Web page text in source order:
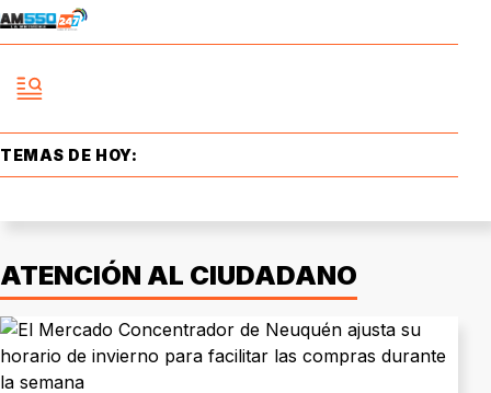
TEMAS DE HOY:
ATENCIÓN AL CIUDADANO